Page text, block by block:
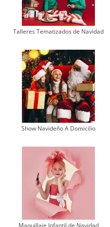
Talleres Tematizados de Navidad
Show Navideño A Domicilio